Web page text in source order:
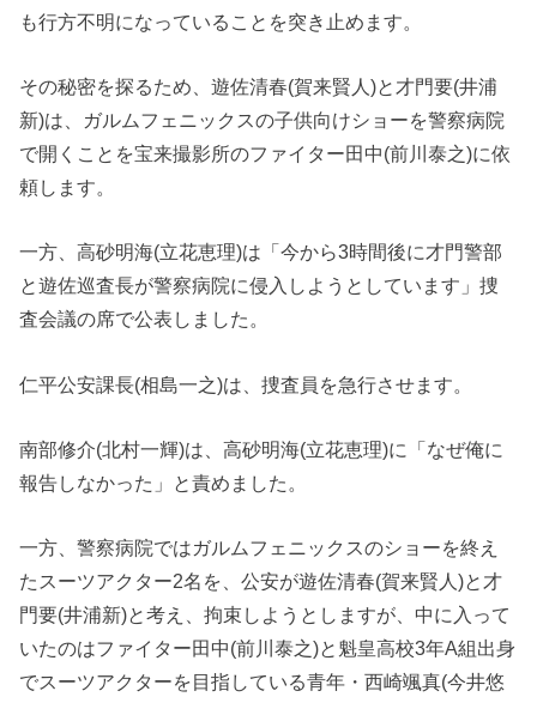
も行方不明になっていることを突き止めます。
その秘密を探るため、遊佐清春(賀来賢人)と才門要(井浦
新)は、ガルムフェニックスの子供向けショーを警察病院
で開くことを宝来撮影所のファイター田中(前川泰之)に依
頼します。
一方、高砂明海(立花恵理)は「今から3時間後に才門警部
と遊佐巡査長が警察病院に侵入しようとしています」捜
査会議の席で公表しました。
仁平公安課長(相島一之)は、捜査員を急行させます。
南部修介(北村一輝)は、高砂明海(立花恵理)に「なぜ俺に
報告しなかった」と責めました。
一方、警察病院ではガルムフェニックスのショーを終え
たスーツアクター2名を、公安が遊佐清春(賀来賢人)と才
門要(井浦新)と考え、拘束しようとしますが、中に入って
いたのはファイター田中(前川泰之)と魁皇高校3年A組出身
でスーツアクターを目指している青年・西崎颯真(今井悠